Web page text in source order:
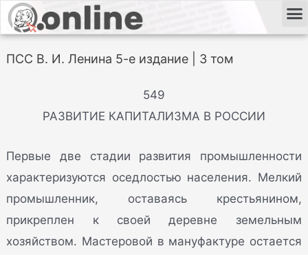
ПСС В. И. Ленина 5-е издание | 3 том
549
РАЗВИТИЕ КАПИТАЛИЗМА В РОССИИ
Первые две стадии развития промышленности
характеризуются оседлостью населения. Мелкий
промышленник, оставаясь крестьянином,
прикреплен к своей деревне земельным
хозяйством. Мастеровой в мануфактуре остается